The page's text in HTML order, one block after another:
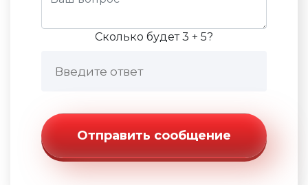
Сколько будет 3 + 5?
Отправить сообщение